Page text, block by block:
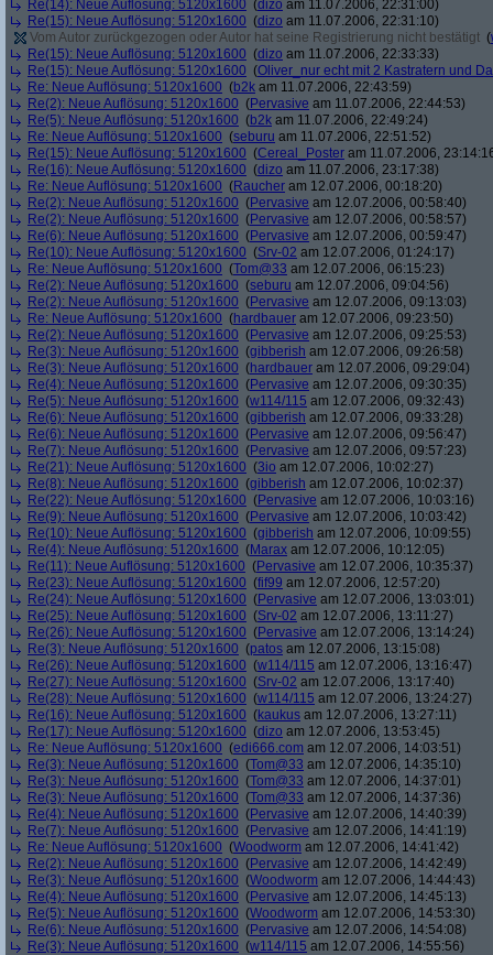
Re(14): Neue Auflösung: 5120x1600 (dizo am 11.07.2006, 22:31:00)
Re(15): Neue Auflösung: 5120x1600 (dizo am 11.07.2006, 22:31:10)
Vom Autor zurückgezogen oder Autor hat seine Registrierung nicht bestätigt (
Re(15): Neue Auflösung: 5120x1600 (dizo am 11.07.2006, 22:33:33)
Re(15): Neue Auflösung: 5120x1600 (Oliver_nur echt mit 2 Kastratern und
Re: Neue Auflösung: 5120x1600 (b2k am 11.07.2006, 22:43:59)
Re(2): Neue Auflösung: 5120x1600 (Pervasive am 11.07.2006, 22:44:53)
Re(5): Neue Auflösung: 5120x1600 (b2k am 11.07.2006, 22:49:24)
Re: Neue Auflösung: 5120x1600 (seburu am 11.07.2006, 22:51:52)
Re(15): Neue Auflösung: 5120x1600 (Cereal_Poster am 11.07.2006,
Re(16): Neue Auflösung: 5120x1600 (dizo am 11.07.2006, 23:17:38)
Re: Neue Auflösung: 5120x1600 (Raucher am 12.07.2006, 00:18:20)
Re(2): Neue Auflösung: 5120x1600 (Pervasive am 12.07.2006, 00:58:40)
Re(2): Neue Auflösung: 5120x1600 (Pervasive am 12.07.2006, 00:58:57)
Re(6): Neue Auflösung: 5120x1600 (Pervasive am 12.07.2006, 00:59:47)
Re(10): Neue Auflösung: 5120x1600 (Srv-02 am 12.07.2006, 01:24:17)
Re: Neue Auflösung: 5120x1600 (Tom@33 am 12.07.2006, 06:15:23)
Re(2): Neue Auflösung: 5120x1600 (seburu am 12.07.2006, 09:04:56)
Re(2): Neue Auflösung: 5120x1600 (Pervasive am 12.07.2006, 09:13:03)
Re: Neue Auflösung: 5120x1600 (hardbauer am 12.07.2006, 09:23:50)
Re(2): Neue Auflösung: 5120x1600 (Pervasive am 12.07.2006, 09:25:53)
Re(3): Neue Auflösung: 5120x1600 (gibberish am 12.07.2006, 09:26:58)
Re(3): Neue Auflösung: 5120x1600 (hardbauer am 12.07.2006, 09:29:04)
Re(4): Neue Auflösung: 5120x1600 (Pervasive am 12.07.2006, 09:30:35)
Re(5): Neue Auflösung: 5120x1600 (w114/115 am 12.07.2006, 09:32:43)
Re(6): Neue Auflösung: 5120x1600 (gibberish am 12.07.2006, 09:33:28)
Re(6): Neue Auflösung: 5120x1600 (Pervasive am 12.07.2006, 09:56:47)
Re(7): Neue Auflösung: 5120x1600 (Pervasive am 12.07.2006, 09:57:23)
Re(21): Neue Auflösung: 5120x1600 (3io am 12.07.2006, 10:02:27)
Re(8): Neue Auflösung: 5120x1600 (gibberish am 12.07.2006, 10:02:37)
Re(22): Neue Auflösung: 5120x1600 (Pervasive am 12.07.2006, 10:03:16)
Re(9): Neue Auflösung: 5120x1600 (Pervasive am 12.07.2006, 10:03:42)
Re(10): Neue Auflösung: 5120x1600 (gibberish am 12.07.2006, 10:09:55)
Re(4): Neue Auflösung: 5120x1600 (Marax am 12.07.2006, 10:12:05)
Re(11): Neue Auflösung: 5120x1600 (Pervasive am 12.07.2006, 10:35:37)
Re(23): Neue Auflösung: 5120x1600 (fif99 am 12.07.2006, 12:57:20)
Re(24): Neue Auflösung: 5120x1600 (Pervasive am 12.07.2006, 13:03:01)
Re(25): Neue Auflösung: 5120x1600 (Srv-02 am 12.07.2006, 13:11:27)
Re(26): Neue Auflösung: 5120x1600 (Pervasive am 12.07.2006, 13:14:24)
Re(3): Neue Auflösung: 5120x1600 (patos am 12.07.2006, 13:15:08)
Re(26): Neue Auflösung: 5120x1600 (w114/115 am 12.07.2006, 13:16:47)
Re(27): Neue Auflösung: 5120x1600 (Srv-02 am 12.07.2006, 13:17:40)
Re(28): Neue Auflösung: 5120x1600 (w114/115 am 12.07.2006, 13:24:27)
Re(16): Neue Auflösung: 5120x1600 (kaukus am 12.07.2006, 13:27:11)
Re(17): Neue Auflösung: 5120x1600 (dizo am 12.07.2006, 13:53:45)
Re: Neue Auflösung: 5120x1600 (edi666.com am 12.07.2006, 14:03:51)
Re(3): Neue Auflösung: 5120x1600 (Tom@33 am 12.07.2006, 14:35:10)
Re(3): Neue Auflösung: 5120x1600 (Tom@33 am 12.07.2006, 14:37:01)
Re(3): Neue Auflösung: 5120x1600 (Tom@33 am 12.07.2006, 14:37:36)
Re(4): Neue Auflösung: 5120x1600 (Pervasive am 12.07.2006, 14:40:39)
Re(7): Neue Auflösung: 5120x1600 (Pervasive am 12.07.2006, 14:41:19)
Re: Neue Auflösung: 5120x1600 (Woodworm am 12.07.2006, 14:41:42)
Re(2): Neue Auflösung: 5120x1600 (Pervasive am 12.07.2006, 14:42:49)
Re(3): Neue Auflösung: 5120x1600 (Woodworm am 12.07.2006, 14:44:43)
Re(4): Neue Auflösung: 5120x1600 (Pervasive am 12.07.2006, 14:45:13)
Re(5): Neue Auflösung: 5120x1600 (Woodworm am 12.07.2006, 14:53:30)
Re(6): Neue Auflösung: 5120x1600 (Pervasive am 12.07.2006, 14:54:08)
Re(3): Neue Auflösung: 5120x1600 (w114/115 am 12.07.2006, 14:55:56)